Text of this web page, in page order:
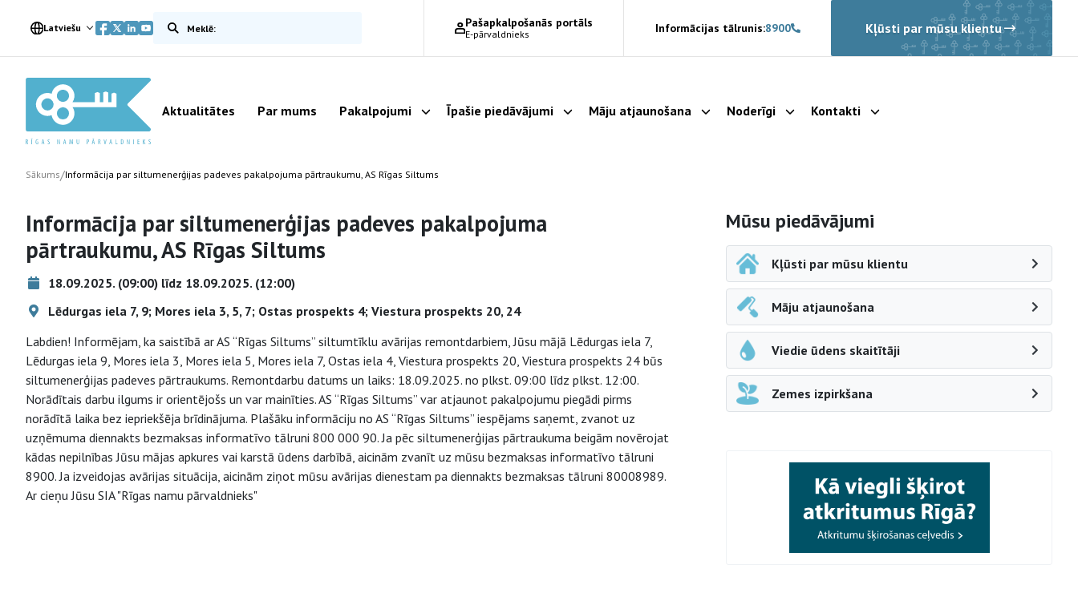
Latviešu Meklēt vietnē Pašapkalpošanās portāls
E-pārvaldnieks Informācijas tālrunis:8900 Kļūsti par mūsu klientu
Aktualitātes Par mums Pakalpojumi Parādīt apakšizvēlni
Īpašie piedāvājumi Parādīt apakšizvēlni
Māju atjaunošana Parādīt apakšizvēlni
Noderīgi Parādīt apakšizvēlni
Kontakti Parādīt apakšizvēlni
Sākums/Informācija par siltumenerģijas padeves pakalpojuma pārtraukumu, AS Rīgas Siltums
Informācija par siltumenerģijas padeves pakalpojuma
pārtraukumu, AS Rīgas Siltums
18.09.2025. (09:00) līdz 18.09.2025. (12:00)
Lēdurgas iela 7, 9; Mores iela 3, 5, 7; Ostas prospekts 4; Viestura prospekts 20, 24
Labdien! Informējam, ka saistībā ar AS “Rīgas Siltums” siltumtīklu avārijas remontdarbiem, Jūsu mājā Lēdurgas iela 7,
Lēdurgas iela 9, Mores iela 3, Mores iela 5, Mores iela 7, Ostas iela 4, Viestura prospekts 20, Viestura prospekts 24 būs
siltumenerģijas padeves pārtraukums. Remontdarbu datums un laiks: 18.09.2025. no plkst. 09:00 līdz plkst. 12:00.
Norādītais darbu ilgums ir orientējošs un var mainīties. AS “Rīgas Siltums” var atjaunot pakalpojumu piegādi pirms
norādītā laika bez iepriekšēja brīdinājuma. Plašāku informāciju no AS “Rīgas Siltums” iespējams saņemt, zvanot uz
uzņēmuma diennakts bezmaksas informatīvo tālruni 800 000 90. Ja pēc siltumenerģijas pārtraukuma beigām novērojat
kādas nepilnības Jūsu mājas apkures vai karstā ūdens darbībā, aicinām zvanīt uz mūsu bezmaksas informatīvo tālruni
8900. Ja izveidojas avārijas situācija, aicinām ziņot mūsu avārijas dienestam pa diennakts bezmaksas tālruni 80008989.
Ar cieņu Jūsu SIA "Rīgas namu pārvaldnieks"
Sāna navigācija
Mūsu piedāvājumi
Kļūsti par mūsu klientu
Māju atjaunošana
Viedie ūdens skaitītāji
Zemes izpirkšana